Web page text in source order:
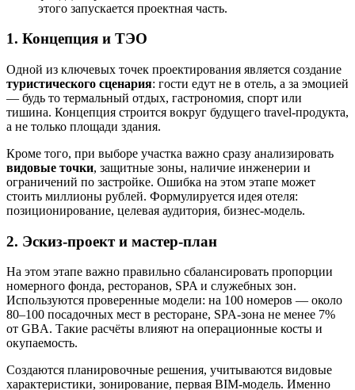
этого запускается проектная часть.
1. Концепция и ТЭО
Одной из ключевых точек проектирования является создание
туристического сценария: гости едут не в отель, а за эмоцией
— будь то термальный отдых, гастрономия, спорт или
тишина. Концепция строится вокруг будущего travel-продукта,
а не только площади здания.
Кроме того, при выборе участка важно сразу анализировать
видовые точки, защитные зоны, наличие инженерии и
ограничений по застройке. Ошибка на этом этапе может
стоить миллионы рублей. Формулируется идея отеля:
позиционирование, целевая аудитория, бизнес-модель.
2. Эскиз-проект и мастер-план
На этом этапе важно правильно сбалансировать пропорции
номерного фонда, ресторанов, SPA и служебных зон.
Используются проверенные модели: на 100 номеров — около
80–100 посадочных мест в ресторане, SPA-зона не менее 7%
от GBA. Такие расчёты влияют на операционные косты и
окупаемость.
Создаются планировочные решения, учитываются видовые
характеристики, зонирование, первая BIM-модель. Именно